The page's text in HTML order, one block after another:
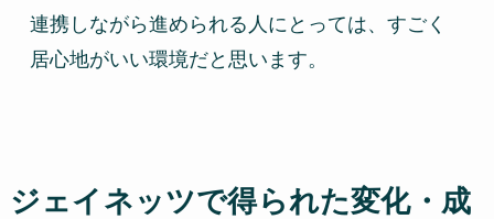
連携しながら進められる人にとっては、すごく
居心地がいい環境だと思います。
ジェイネッツで得られた変化・成